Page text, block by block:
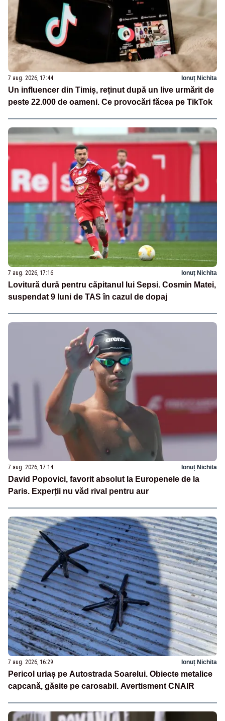
7 aug. 2026, 17:44 Ionuț Nichita
Un influencer din Timiș, reținut după un live urmărit de
peste 22.000 de oameni. Ce provocări făcea pe TikTok
7 aug. 2026, 17:16 Ionuț Nichita
Lovitură dură pentru căpitanul lui Sepsi. Cosmin Matei,
suspendat 9 luni de TAS în cazul de dopaj
7 aug. 2026, 17:14 Ionuț Nichita
David Popovici, favorit absolut la Europenele de la
Paris. Experții nu văd rival pentru aur
7 aug. 2026, 16:29 Ionuț Nichita
Pericol uriaș pe Autostrada Soarelui. Obiecte metalice
capcană, găsite pe carosabil. Avertisment CNAIR